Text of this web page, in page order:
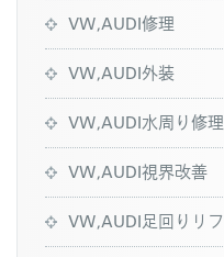
VW,AUDI修理
VW,AUDI外装
VW,AUDI水周り修理
VW,AUDI視界改善
VW,AUDI足回りリフ